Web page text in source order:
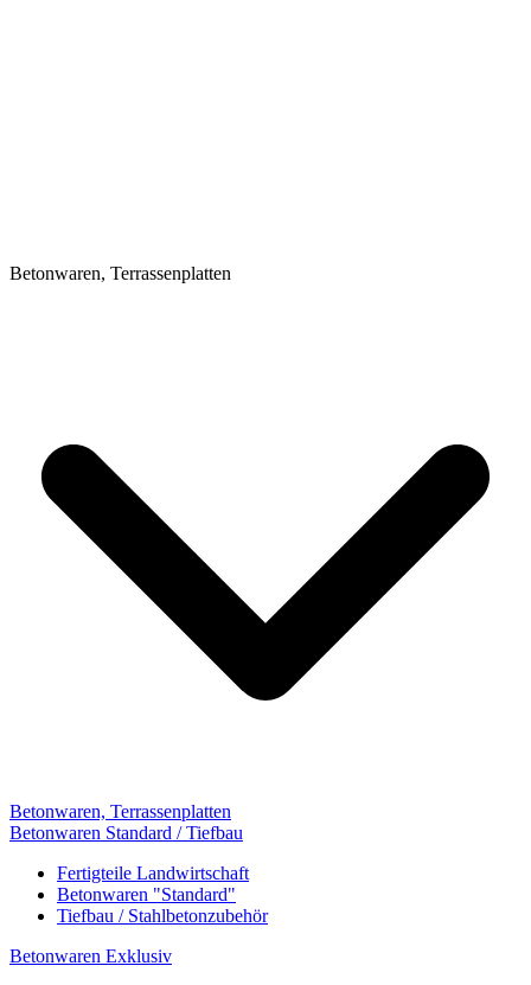
Betonwaren, Terrassenplatten
Betonwaren, Terrassenplatten
Betonwaren Standard / Tiefbau
Fertigteile Landwirtschaft
Betonwaren "Standard"
Tiefbau / Stahlbetonzubehör
Betonwaren Exklusiv